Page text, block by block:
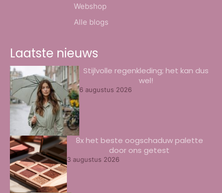
Webshop
Alle blogs
Laatste nieuws
Stijlvolle regenkleding; het kan dus
wel!
6 augustus 2026
8x het beste oogschaduw palette
door ons getest
3 augustus 2026